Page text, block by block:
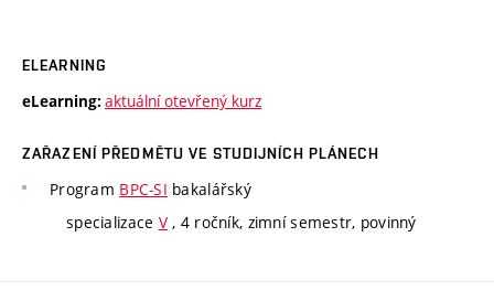
ELEARNING
eLearning: aktuální otevřený kurz
ZAŘAZENÍ PŘEDMĚTU VE STUDIJNÍCH PLÁNECH
Program BPC-SI bakalářský
specializace V, 4 ročník, zimní semestr, povinný